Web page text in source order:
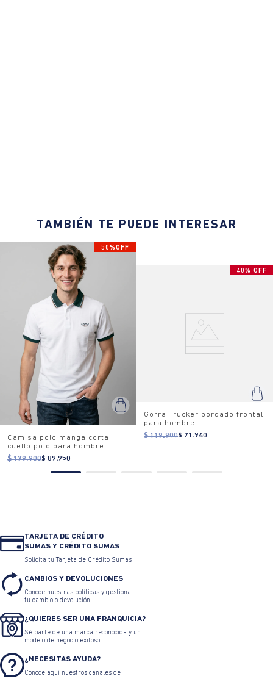
TAMBIÉN TE PUEDE INTERESAR
50%OFF
Camisa polo manga corta
cuello polo para hombre
$ 179.900$ 89.950
40% OFF
Gorra Trucker bordado frontal
para hombre
$ 119.900$ 71.940
TARJETA DE CRÉDITO
SUMAS Y CRÉDITO SUMAS
Solicita tu Tarjeta de Crédito Sumas
CAMBIOS Y DEVOLUCIONES
Conoce nuestras políticas y gestiona
tu cambio o devolución.
¿QUIERES SER UNA FRANQUICIA?
Sé parte de una marca reconocida y un
modelo de negocio exitoso.
¿NECESITAS AYUDA?
Conoce aquí nuestros canales de